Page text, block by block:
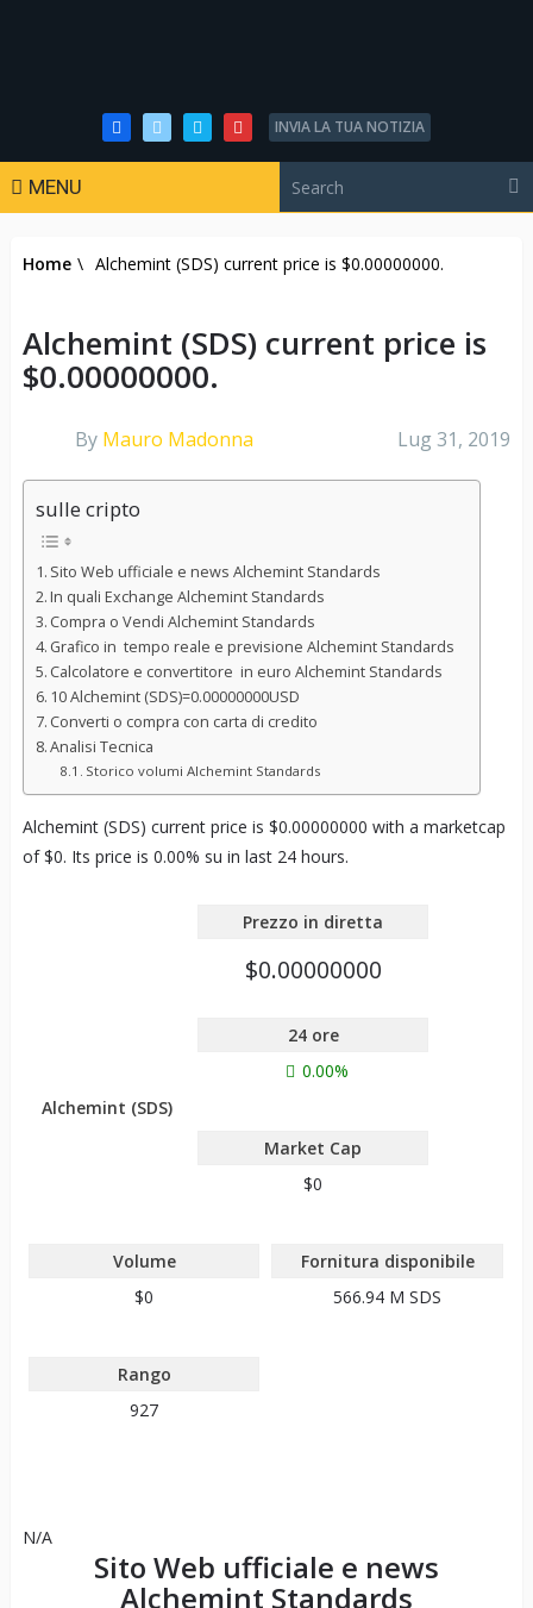
INVIA LA TUA NOTIZIA
MENU
Home \ Alchemint (SDS) current price is $0.00000000.
Alchemint (SDS) current price is
$0.00000000.
By Mauro Madonna Lug 31, 2019
sulle cripto
Sito Web ufficiale e news Alchemint Standards
In quali Exchange Alchemint Standards
Compra o Vendi Alchemint Standards
Grafico in tempo reale e previsione Alchemint Standards
Calcolatore e convertitore in euro Alchemint Standards
10 Alchemint (SDS)=0.00000000USD
Converti o compra con carta di credito
Analisi Tecnica
Storico volumi Alchemint Standards
Alchemint (SDS) current price is $0.00000000 with a marketcap
of $0. Its price is 0.00% su in last 24 hours.
Alchemint (SDS)
Prezzo in diretta
$0.00000000
24 ore
0.00%
Market Cap
$0
Volume
$0
Fornitura disponibile
566.94 M SDS
Rango
927
N/A
Sito Web ufficiale e news
Alchemint Standards